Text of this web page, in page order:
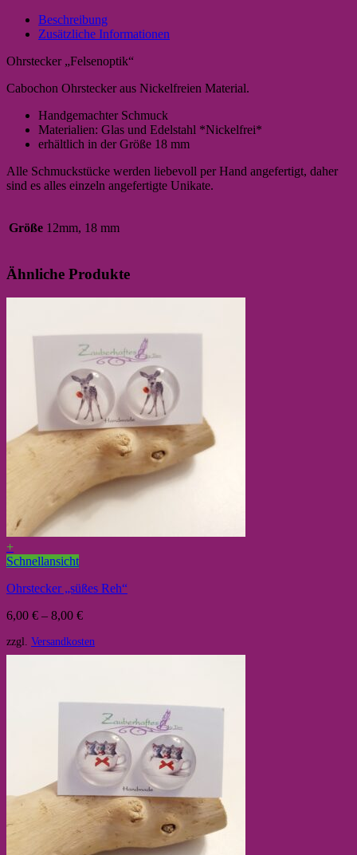
Beschreibung
Zusätzliche Informationen
Ohrstecker „Felsenoptik“
Cabochon Ohrstecker aus Nickelfreien Material.
Handgemachter Schmuck
Materialien: Glas und Edelstahl *Nickelfrei*
erhältlich in der Größe 18 mm
Alle Schmuckstücke werden liebevoll per Hand angefertigt, daher
sind es alles einzeln angefertigte Unikate.
Größe 12mm, 18 mm
Ähnliche Produkte
+
Schnellansicht
Ohrstecker „süßes Reh“
6,00 € – 8,00 €
zzgl. Versandkosten